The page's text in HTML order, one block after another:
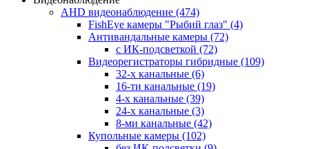
AHD видеонаблюдение (474)
FishEye камеры "Рыбий глаз" (4)
Антивандальные камеры (72)
с ИК-подсветкой (72)
Видеорегистраторы гибридные (109)
32-х канальные (6)
16-ти канальные (19)
4-х канальные (39)
24-х канальные (3)
8-ми канальные (42)
Купольные камеры (102)